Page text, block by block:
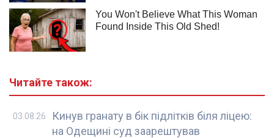
Читайте також:
Кинув гранату в бік підлітків біля ліцею:
на Одещині суд заарештував
03.08.26